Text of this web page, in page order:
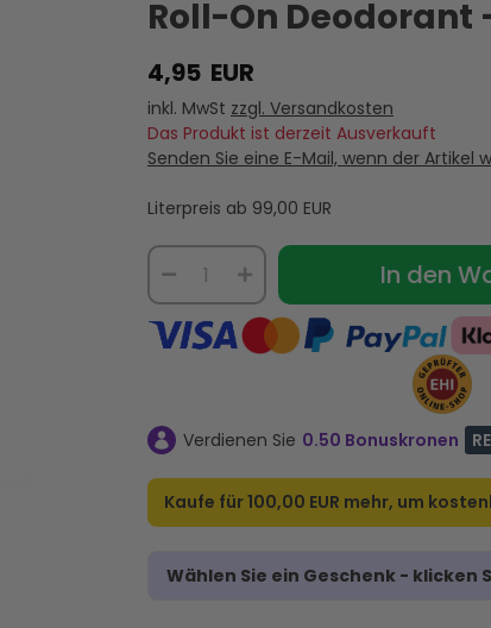
Roll-On Deodorant
4,95EUR
inkl. MwSt zzgl. Versandkosten
Das Produkt ist derzeit Ausverkauft
Senden Sie eine E-Mail, wenn der Artikel
Literpreis ab 99,00 EUR
In den
Verdienen Sie 0.50 Bonuskronen
Kaufe für100,00 EUR mehr, um
Wählen Sie ein Geschenk - klicken